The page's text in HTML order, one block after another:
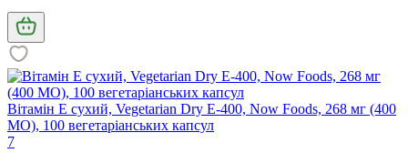
Вітамін Е сухий, Vegetarian Dry E-400, Now Foods, 268 мг (400
МО), 100 вегетаріанських капсул
7